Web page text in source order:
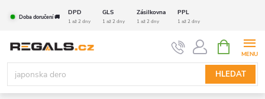
Doba doručení 🚚
DPD GLS Zásilkovna PPL
1 až 2 dny 1 až 2 dny 1 až 2 dny 1 až 2 dny
HLEDAT
NÁKUPNÍ
KOŠÍK